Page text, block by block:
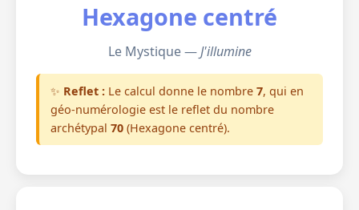
Hexagone centré
Le Mystique —J'illumine
✨ Reflet : Le calcul donne le nombre 7, qui en
géo-numérologie est le reflet du nombre
archétypal 70 (Hexagone centré).